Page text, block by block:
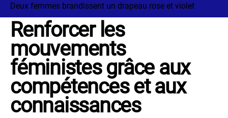
Deux femmes brandissent un drapeau rose et violet
Renforcer les
mouvements
féministes grâce aux
compétences et aux
connaissances